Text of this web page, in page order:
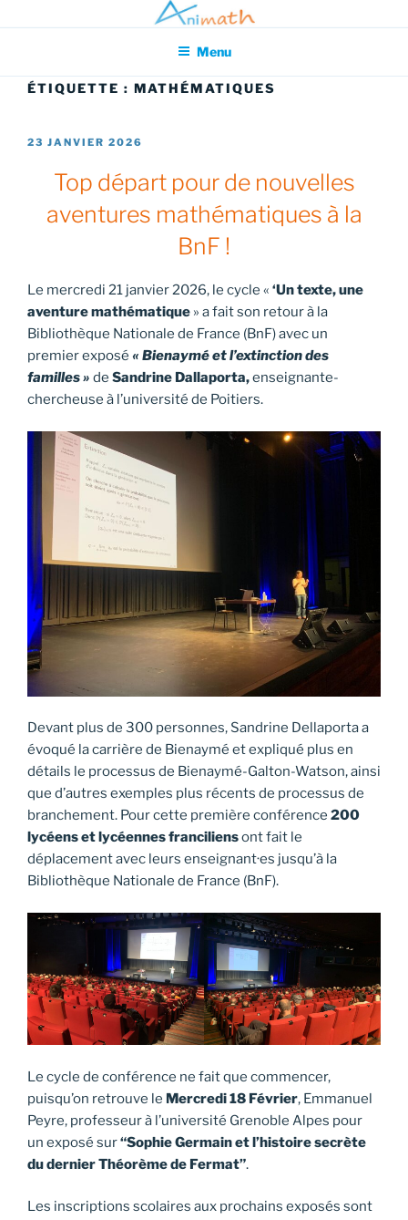
au
principal
Association pour l'Animation en Mathématiques
Menu
ÉTIQUETTE : MATHÉMATIQUES
PUBLIÉ
23 JANVIER 2026
Top départ pour de nouvelles
aventures mathématiques à la
BnF !
Le mercredi 21 janvier 2026, le cycle « ‘Un texte, une
aventure mathématique » a fait son retour à la
Bibliothèque Nationale de France (BnF) avec un
premier exposé « Bienaymé et l’extinction des
familles » de Sandrine Dallaporta,enseignante-
chercheuse à l’université de Poitiers.
Devant plus de 300 personnes, Sandrine Dellaporta a
évoqué la carrière de Bienaymé et expliqué plus en
détails le processus de Bienaymé-Galton-Watson, ainsi
que d’autres exemples plus récents de processus de
branchement. Pour cette première conférence 200
lycéens et lycéennesfranciliensont fait le
déplacement avec leurs enseignant·es jusqu’à la
Bibliothèque Nationale de France (BnF).
Le cycle de conférence ne fait que commencer,
puisqu’on retrouve le Mercredi 18 Février, Emmanuel
Peyre, professeur à l’université Grenoble Alpes pour
un exposé sur“Sophie Germain et l’histoire secrète
du dernier Théorème de Fermat”.
Les inscriptions scolaires aux prochains exposés sont